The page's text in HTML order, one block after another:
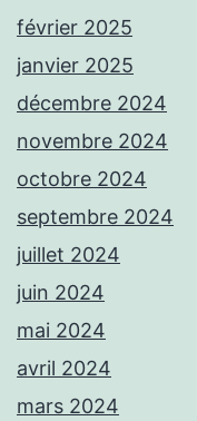
février 2025
janvier 2025
décembre 2024
novembre 2024
octobre 2024
septembre 2024
juillet 2024
juin 2024
mai 2024
avril 2024
mars 2024